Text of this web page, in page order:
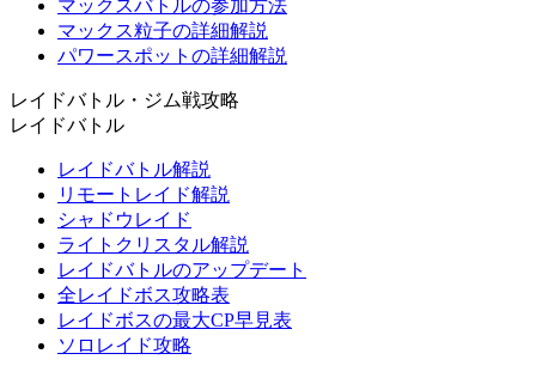
マックスバトルの参加方法
マックス粒子の詳細解説
パワースポットの詳細解説
レイドバトル・ジム戦攻略
レイドバトル
レイドバトル解説
リモートレイド解説
シャドウレイド
ライトクリスタル解説
レイドバトルのアップデート
全レイドボス攻略表
レイドボスの最大CP早見表
ソロレイド攻略